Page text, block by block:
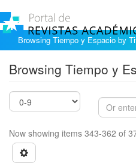
Browsing Tiempo y Espacio by
Browsing Tiempo y
Now showing items 343-362 of